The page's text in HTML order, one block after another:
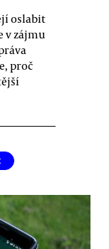
oslabit
v zájmu
proč